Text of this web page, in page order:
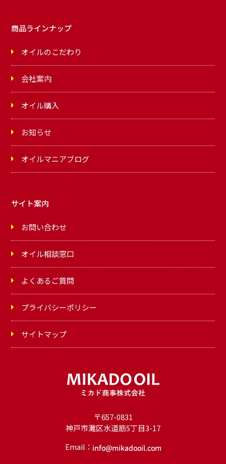
〒657-0831
神戸市灘区水道筋5丁目3-17
Email：
商品ラインナップ
オイルのこだわり
会社案内
オイル購入
お知らせ
オイルマニアブログ
サイト案内
お問い合わせ
オイル相談窓口
よくあるご質問
プライバシーポリシー
サイトマップ